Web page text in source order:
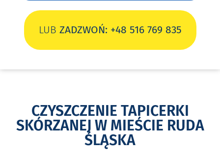
LUB ZADZWOŃ: +48 516 769 835
CZYSZCZENIE TAPICERKI
SKÓRZANEJ W MIEŚCIE RUDA
ŚLĄSKA